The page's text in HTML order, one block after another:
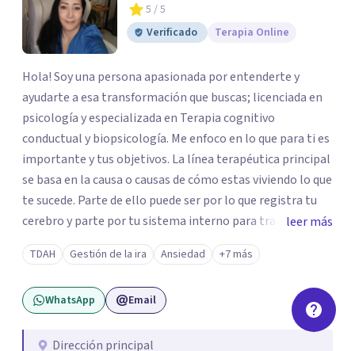
5 / 5
Verificado
Terapia Online
Hola! Soy una persona apasionada por entenderte y
ayudarte a esa transformación que buscas; licenciada en
psicología y especializada en Terapia cognitivo
conductual y biopsicología. Me enfoco en lo que para ti es
importante y tus objetivos. La línea terapéutica principal
se basa en la causa o causas de cómo estas viviendo lo que
te sucede. Parte de ello puede ser por lo que registra tu
cerebro y parte por tu sistema interno para traducir lo
que te pasa. Trabajo con técnicas de: *Mindfulness para
que aprendas a gestionar tus emociones *Transpersonal
para que comprendas como es que tus vivencias generan
un impacto en tu hoy. *Respiración para enfoque de
desempeño (ideales para TDA) *Neuroaprendizaje
leer más
TDAH Gestión de la ira Ansiedad +7 más
WhatsApp Email
Dirección principal